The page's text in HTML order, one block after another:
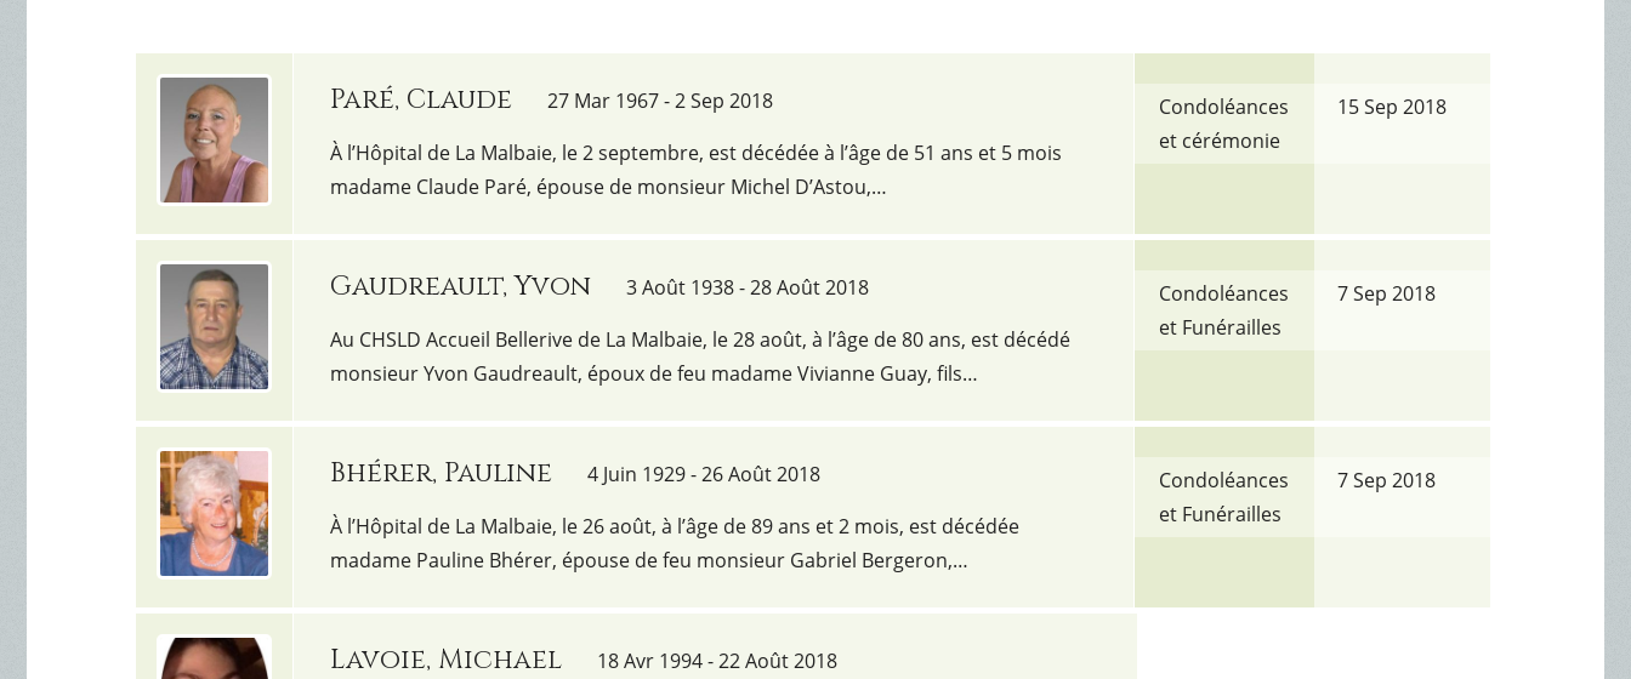
Paré, Claude
27 Mar 1967 - 2 Sep 2018
À l’Hôpital de La Malbaie, le 2 septembre, est décédée à l’âge de 51 ans et 5 mois
madame Claude Paré, épouse de monsieur Michel D’Astou,…
Condoléances
et cérémonie
15 Sep 2018
Gaudreault, Yvon
3 Août 1938 - 28 Août 2018
Au CHSLD Accueil Bellerive de La Malbaie, le 28 août, à l’âge de 80 ans, est décédé
monsieur Yvon Gaudreault, époux de feu madame Vivianne Guay, fils…
Condoléances
et Funérailles
7 Sep 2018
Bhérer, Pauline
4 Juin 1929 - 26 Août 2018
À l’Hôpital de La Malbaie, le 26 août, à l’âge de 89 ans et 2 mois, est décédée
madame Pauline Bhérer, épouse de feu monsieur Gabriel Bergeron,…
Condoléances
et Funérailles
7 Sep 2018
Lavoie, Michael
18 Avr 1994 - 22 Août 2018